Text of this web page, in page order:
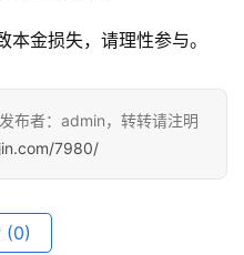
金损失，请理性参与。
布者：admin，转转请注明
7980/
(0)